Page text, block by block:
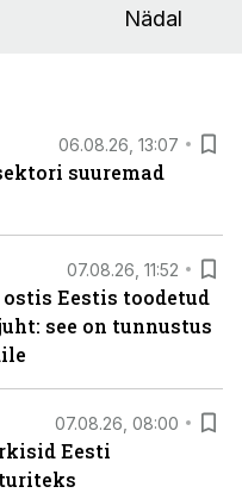
Nädal
06.08.26, 13:07
suuremad
07.08.26, 11:52
Eestis toodetud
see on tunnustus
07.08.26, 08:00
Eesti